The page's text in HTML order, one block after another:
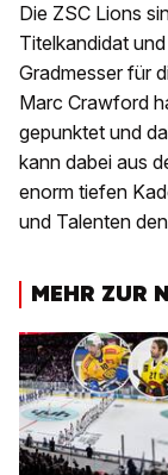
Die ZSC Lions
Titelkandidat
Gradmesser für
Marc Crawford
gepunktet und
kann dabei aus
enorm tiefen
und Talenten
MEHR ZUR